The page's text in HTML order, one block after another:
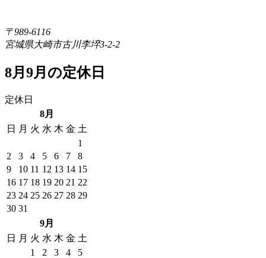
〒989-6116
宮城県大崎市古川李埣3-2-2
8月9月の定休日
定休日
8月
日
月 火 水 木 金 土
1
2
3 4 5 6 7
8
9
10 11 12 13 14 15
16 17 18 19 20 21 22
23 24 25 26 27 28 29
30 31
9月
日
月 火 水 木 金 土
1
2 3 4
5